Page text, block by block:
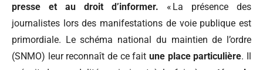
presse et au droit d’informer. « La présence des
journalistes lors des manifestations de voie publique est
primordiale. Le schéma national du maintien de l’ordre
(SNMO) leur reconnaît de ce fait une place particulière. Il